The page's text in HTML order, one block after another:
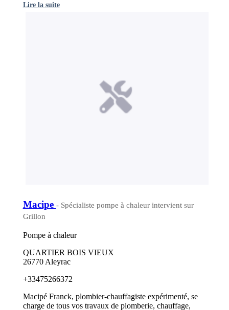
Lire la suite
Macipe - Spécialiste pompe à chaleur intervient sur
Grillon
Pompe à chaleur
QUARTIER BOIS VIEUX
26770 Aleyrac
+33475266372
Macipé Franck, plombier-chauffagiste expérimenté, se
charge de tous vos travaux de plomberie, chauffage,